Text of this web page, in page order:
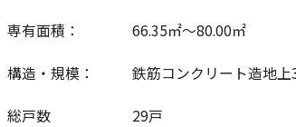
専有面積： 66.35㎡～80.00㎡
構造・規模： 鉄筋コンクリート造地
総戸数 29戸